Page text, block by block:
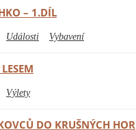
– 1.DÍL
Události Vybavení
Výlety
DO KRUŠNÝCH HOR